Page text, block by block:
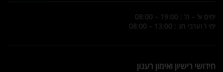
ימים א’ – ה’ : 19:00 – 08:00
ימי ו’ וערבי חג : 13:00 – 08:00
חידושי רישיון ואימון רענון